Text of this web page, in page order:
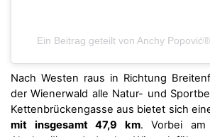
Ein Beitrag geteilt von Anchy
Nach Westen raus in Richtung
der Wienerwald alle Natur- und
Kettenbrückengasse aus bietet sich
mit insgesamt 47,9 km. Vorbei am